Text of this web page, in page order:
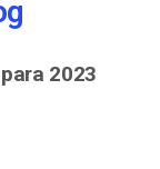
2023